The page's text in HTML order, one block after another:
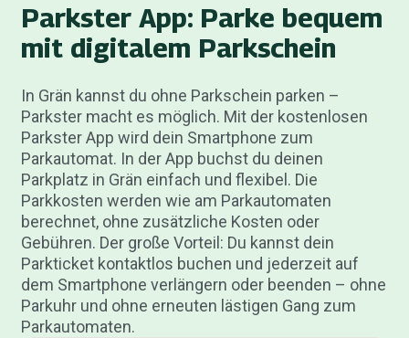
Parkster App: Parke bequem
mit digitalem Parkschein
In Grän kannst du ohne Parkschein parken –
Parkster macht es möglich. Mit der kostenlosen
Parkster App wird dein Smartphone zum
Parkautomat. In der App buchst du deinen
Parkplatz in Grän einfach und flexibel. Die
Parkkosten werden wie am Parkautomaten
berechnet, ohne zusätzliche Kosten oder
Gebühren. Der große Vorteil: Du kannst dein
Parkticket kontaktlos buchen und jederzeit auf
dem Smartphone verlängern oder beenden – ohne
Parkuhr und ohne erneuten lästigen Gang zum
Parkautomaten.